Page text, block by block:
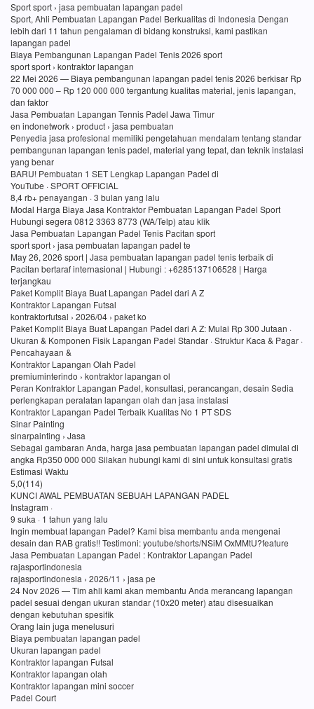
Sport sport › jasa pembuatan lapangan padel
Sport, Ahli Pembuatan Lapangan Padel Berkualitas di Indonesia Dengan
lebih dari 11 tahun pengalaman di bidang konstruksi, kami pastikan
lapangan padel
Biaya Pembangunan Lapangan Padel Tenis 2026 sport
sport sport › kontraktor lapangan
22 Mei 2026 — Biaya pembangunan lapangan padel tenis 2026 berkisar Rp
70 000 000 – Rp 120 000 000 tergantung kualitas material, jenis lapangan,
dan faktor
Jasa Pembuatan Lapangan Tennis Padel Jawa Timur
en indonetwork › product › jasa pembuatan
Penyedia jasa profesional memiliki pengetahuan mendalam tentang standar
pembangunan lapangan tenis padel, material yang tepat, dan teknik instalasi
yang benar
BARU! Pembuatan 1 SET Lengkap Lapangan Padel di
YouTube · SPORT OFFICIAL
8,4 rb+ penayangan · 3 bulan yang lalu
Modal Harga Biaya Jasa Kontraktor Pembuatan Lapangan Padel Sport
Hubungi segera 0812 3363 8773 (WA/Telp) atau klik
Jasa Pembuatan Lapangan Padel Tenis Pacitan sport
sport sport › jasa pembuatan lapangan padel te
May 26, 2026 sport | Jasa pembuatan lapangan padel tenis terbaik di
Pacitan bertaraf internasional | Hubungi : +6285137106528 | Harga
terjangkau
Paket Komplit Biaya Buat Lapangan Padel dari A Z
Kontraktor Lapangan Futsal
kontraktorfutsal › 2026/04 › paket ko
Paket Komplit Biaya Buat Lapangan Padel dari A Z: Mulai Rp 300 Jutaan ·
Ukuran & Komponen Fisik Lapangan Padel Standar · Struktur Kaca & Pagar ·
Pencahayaan &
Kontraktor Lapangan Olah Padel
premiuminterindo › kontraktor lapangan ol
Peran Kontraktor Lapangan Padel, konsultasi, perancangan, desain Sedia
perlengkapan peralatan lapangan olah dan jasa instalasi
Kontraktor Lapangan Padel Terbaik Kualitas No 1 PT SDS
Sinar Painting
sinarpainting › Jasa
Sebagai gambaran Anda, harga jasa pembuatan lapangan padel dimulai di
angka Rp350 000 000 Silakan hubungi kami di sini untuk konsultasi gratis
Estimasi Waktu
5,0(114)
KUNCI AWAL PEMBUATAN SEBUAH LAPANGAN PADEL
Instagram ·
9 suka · 1 tahun yang lalu
Ingin membuat lapangan Padel? Kami bisa membantu anda mengenai
desain dan RAB gratis!! Testimoni: youtube/shorts/NSiM OxMMtU?feature
Jasa Pembuatan Lapangan Padel : Kontraktor Lapangan Padel
rajasportindonesia
rajasportindonesia › 2026/11 › jasa pe
24 Nov 2026 — Tim ahli kami akan membantu Anda merancang lapangan
padel sesuai dengan ukuran standar (10x20 meter) atau disesuaikan
dengan kebutuhan spesifik
Orang lain juga menelusuri
Biaya pembuatan lapangan padel
Ukuran lapangan padel
Kontraktor lapangan Futsal
Kontraktor lapangan olah
Kontraktor lapangan mini soccer
Padel Court